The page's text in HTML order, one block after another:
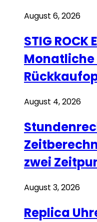
August 6, 2026
STIG
Monatliche
August 4, 2026
zwei
August 3, 2026
Replica